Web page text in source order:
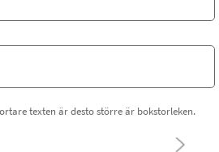
texten är desto större är bokstorleken.